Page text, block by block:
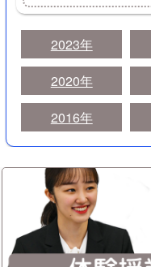
2023年
2020年
2016年